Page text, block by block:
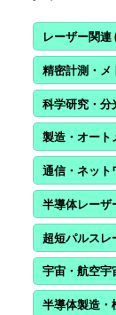
レーザー関連
精密計測・メ
科学研究・分
製造・オート
通信・ネット
半導体レーザ
超短パルスレ
宇宙・航空宇
半導体製造・